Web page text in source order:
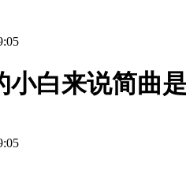
小白来说简曲